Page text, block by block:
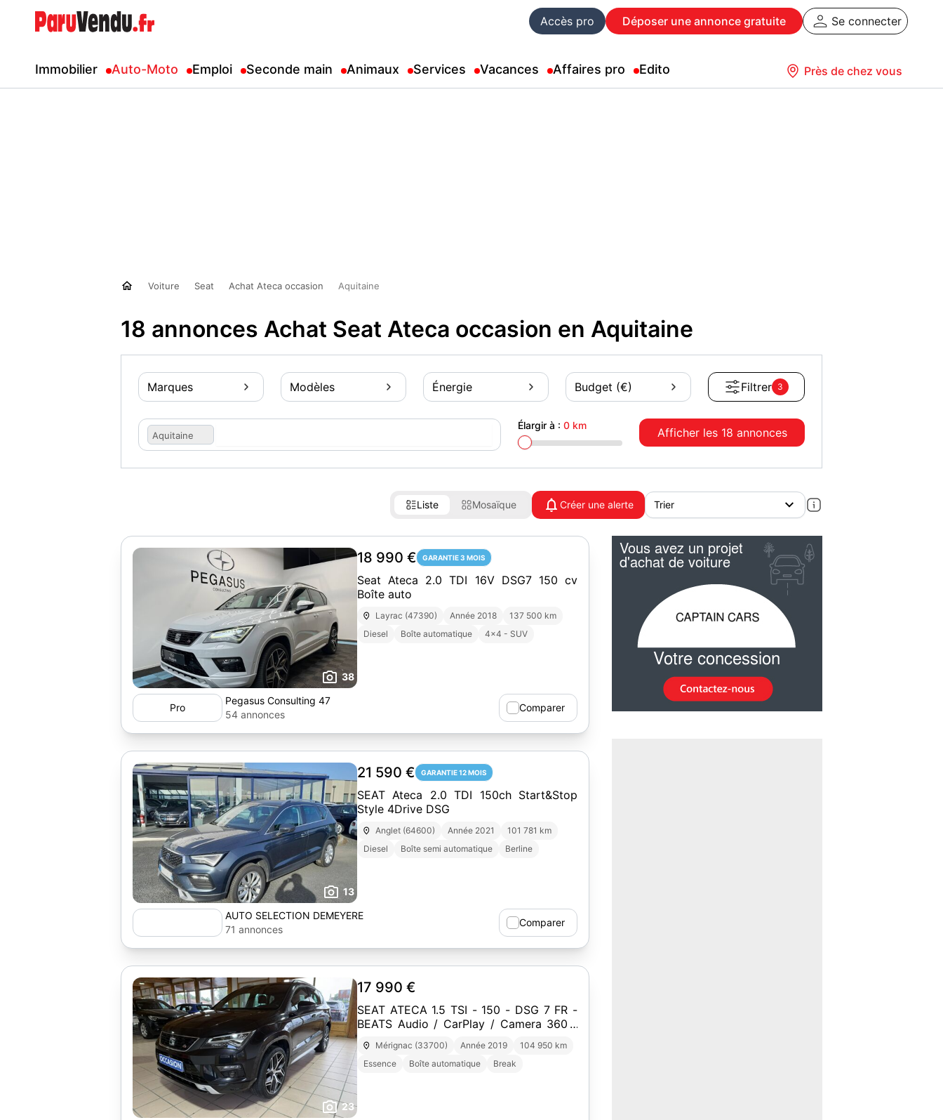
Accès pro Déposer une annonce gratuite Se connecter
Immobilier Auto-Moto Emploi Seconde main Animaux Services Vacances Affaires pro Edito Près de chez vous
Voiture Seat Achat Ateca occasion Aquitaine
18 annonces Achat Seat Ateca occasion en Aquitaine
Marques Modèles Énergie Budget (€) Filtrer 3
Aquitaine
Élargir à :0 km
Afficher les 18 annonces
Liste Mosaïque Créer une alerte
38
18 990 € GARANTIE 3 MOIS
Seat Ateca 2.0 TDI 16V DSG7 150 cv
Boîte auto
Layrac (47390) Année 2018
137 500 km
Diesel
Boîte automatique 4x4 - SUV
Pro
Pegasus Consulting 47
54 annonces
Comparer
13
21 590 € GARANTIE 12 MOIS
SEAT Ateca 2.0 TDI 150ch Start&Stop
Style 4Drive DSG
Anglet (64600) Année 2021
101 781 km
Diesel
Boîte semi automatique Berline
AUTO SELECTION DEMEYERE
71 annonces
Comparer
23
17 990 €
SEAT ATECA 1.5 TSI - 150 - DSG 7 FR -
BEATS Audio / CarPlay / Camera 360 /
Hayon Electrique /Garantie 12
Mérignac (33700) Année 2019
104 950 km
Essence
Boîte automatique Break